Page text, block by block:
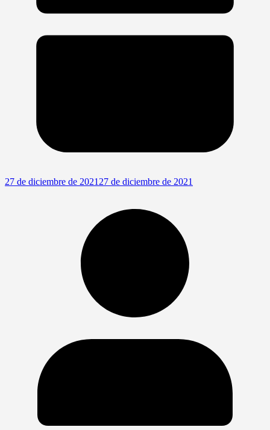
27 de diciembre de 2021 27 de diciembre de 2021